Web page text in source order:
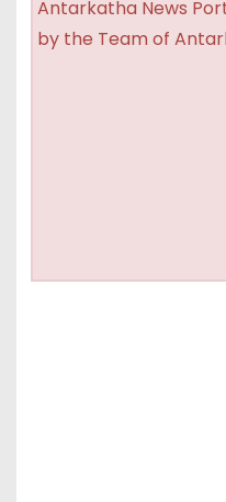
Antarkatha News
by the Team of